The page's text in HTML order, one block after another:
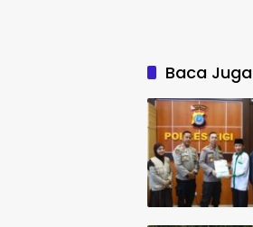
Baca Juga